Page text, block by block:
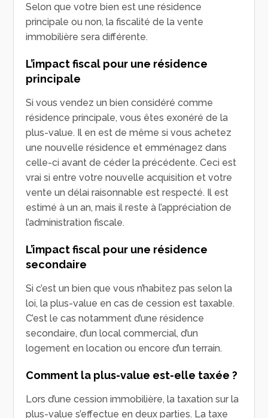
Selon que votre bien est une résidence
principale ou non, la fiscalité de la vente
immobilière sera différente.
L’impact fiscal pour une résidence
principale
Si vous vendez un bien considéré comme
résidence principale, vous êtes exonéré de la
plus-value. Il en est de même si vous achetez
une nouvelle résidence et emménagez dans
celle-ci avant de céder la précédente. Ceci est
vrai si entre votre nouvelle acquisition et votre
vente un délai raisonnable est respecté. Il est
estimé à un an, mais il reste à l’appréciation de
l’administration fiscale.
L’impact fiscal pour une résidence
secondaire
Si c’est un bien que vous n’habitez pas selon la
loi, la plus-value en cas de cession est taxable.
C’est le cas notamment d’une résidence
secondaire, d’un local commercial, d’un
logement en location ou encore d’un terrain.
Comment la plus-value est-elle taxée ?
Lors d’une cession immobilière, la taxation sur la
plus-value s’effectue en deux parties. La taxe